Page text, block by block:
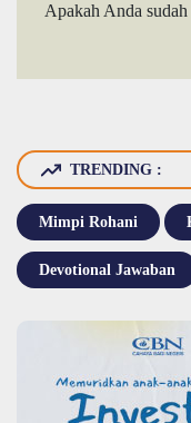
Apakah Anda
TRENDING :
Mimpi Rohani
Devotional Jawaban